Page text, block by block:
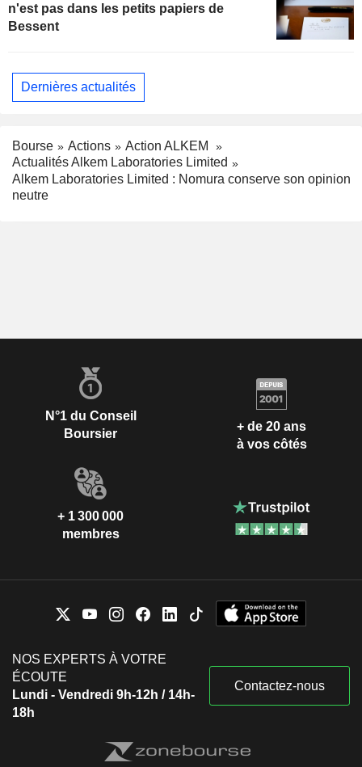
n'est pas dans les petits papiers de
Bessent
Dernières actualités
Bourse Actions
Action ALKEM
Actualités Alkem Laboratories Limited
Alkem Laboratories Limited : Nomura conserve son opinion
neutre
N°1 du Conseil
Boursier
+ de 20 ans
à vos côtés
+ 1 300 000
membres
NOS EXPERTS À VOTRE
ÉCOUTE
Lundi - Vendredi 9h-12h / 14h-
18h
Contactez-nous